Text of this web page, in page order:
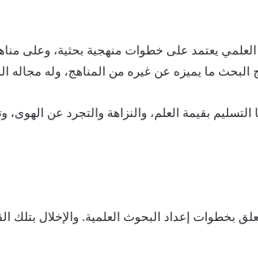
العلمي يعتمد على خطوات منهجية بحثية، وعلى
ما يميزه عن غيره من المناهج، وله مجاله
بقيمة العلم، والنزاهة والتجرد عن الهوى،
بخطوات إعداد البحوث العلمية. والإخلال بتلك